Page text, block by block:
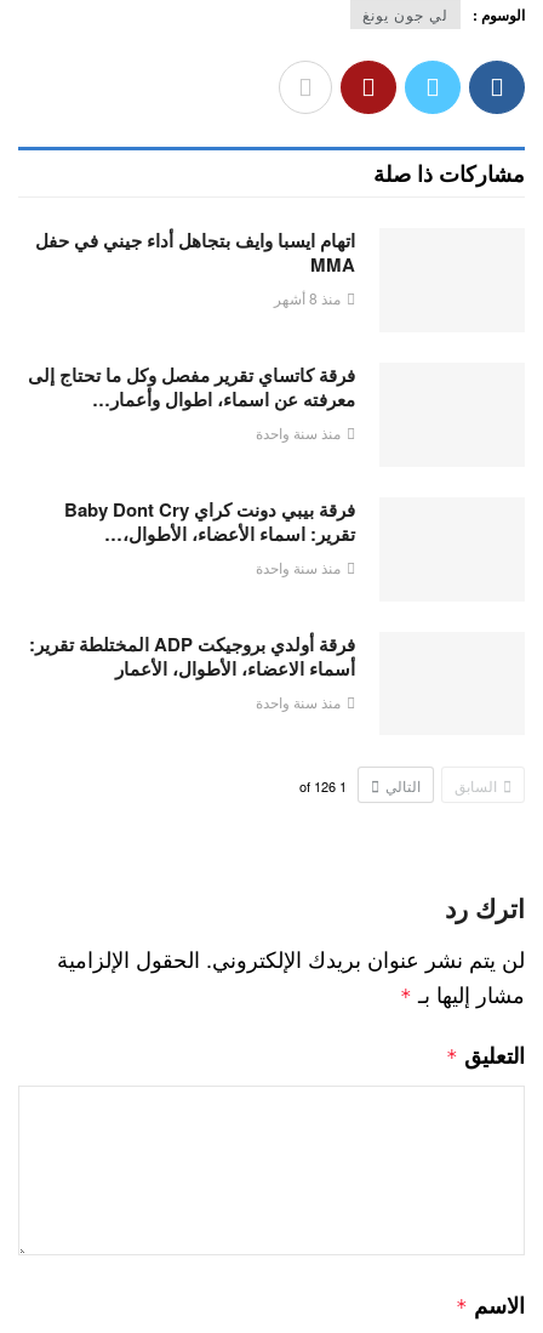
الوسوم : لي جون يونغ
مشاركات ذا صلة
اتهام ايسبا وايف بتجاهل أداء جيني في حفل
MMA
منذ 8 أشهر
فرقة كاتساي تقرير مفصل وكل ما تحتاج إلى
معرفته عن اسماء، اطوال وأعمار…
منذ سنة واحدة
فرقة بيبي دونت كراي Baby Dont Cry
تقرير: اسماء الأعضاء، الأطوال،…
منذ سنة واحدة
فرقة أولدي بروجيكت ADP المختلطة تقرير:
أسماء الاعضاء، الأطوال، الأعمار
منذ سنة واحدة
السابق التالي 1
126
اترك رد
لن يتم نشر عنوان بريدك الإلكتروني. الحقول الإلزامية
مشار إليها بـ *
التعليق *
الاسم *